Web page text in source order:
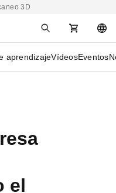
3D
aprendizajeVídeosEventos
el